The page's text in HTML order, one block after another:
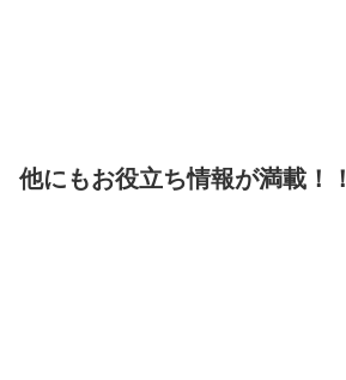
他にもお役立ち情報が満載！！